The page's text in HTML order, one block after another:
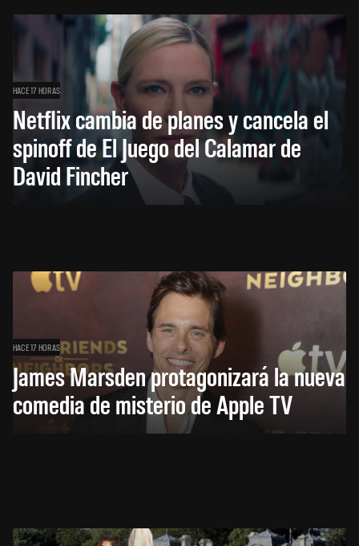
HACE 17 HORAS
Netflix cambia de planes y cancela el
spinoff de El Juego del Calamar de
David Fincher
HACE 17 HORAS
James Marsden protagonizará la nueva
comedia de misterio de Apple TV